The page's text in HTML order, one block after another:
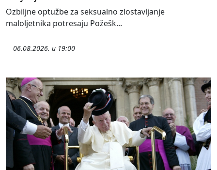
Ozbiljne optužbe za seksualno zlostavljanje
maloljetnika potresaju Požešk...
06.08.2026. u 19:00